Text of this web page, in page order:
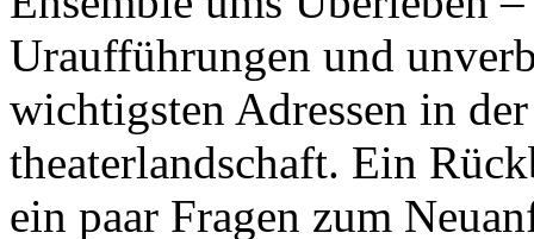
Uraufführungen und
wichtigsten Adressen in
theaterlandschaft. Ein
ein paar Fragen zum